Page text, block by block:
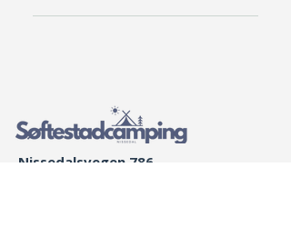
Softestadcamping er åben
Nissedalsvegen 786